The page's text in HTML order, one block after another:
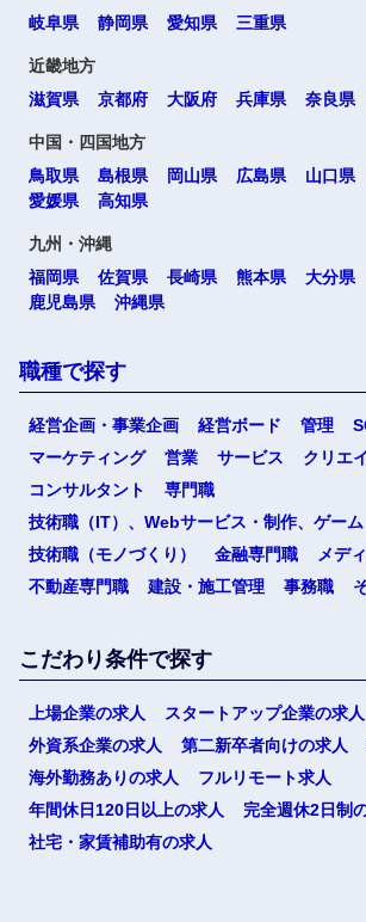
岐阜県
静岡県 愛知県 三重県
近畿地方
滋賀県
京都府 大阪府 兵庫県 奈良県
中国・四国地方
鳥取県
島根県 岡山県 広島県 山口県
愛媛県
高知県
九州・沖縄
福岡県
佐賀県 長崎県 熊本県 大分県
鹿児島県
沖縄県
職種で探す
経営企画・事業企画 経営ボード 管理
マーケティング
営業 サービス
クリエ
コンサルタント
専門職
技術職（IT）、Webサービス・制作、ゲーム
技術職（モノづくり）
金融専門職
メデ
不動産専門職
建設・施工管理 事務職
こだわり条件で探す
上場企業の求人
スタートアップ企業の求人
外資系企業の求人
第二新卒者向けの求人
海外勤務ありの求人
フルリモート求人
年間休日120日以上の求人
完全週休2日制
社宅・家賃補助有の求人